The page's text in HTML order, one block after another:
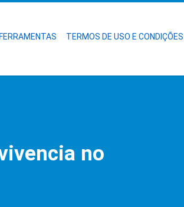
FERRAMENTAS TERMOS DE USO E CONDIÇÕES
no